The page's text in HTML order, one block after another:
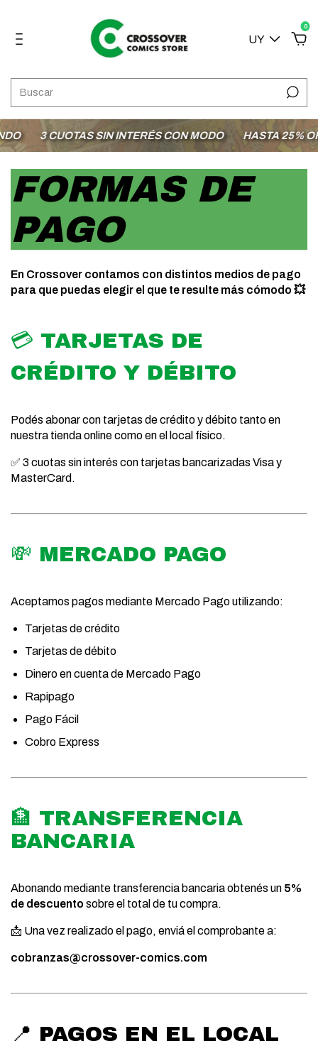
UY
0
3 CUOTAS SIN INTERÉS CON MODO HASTA 25%
FORMAS DE
PAGO
En Crossover contamos con distintos medios de pago
para que puedas elegir el que te resulte más cómodo 💥
💳 TARJETAS DE
CRÉDITO Y DÉBITO
Podés abonar con tarjetas de crédito y débito tanto en
nuestra tienda online como en el local físico.
✅ 3 cuotas sin interés con tarjetas bancarizadas Visa y
MasterCard.
💸 MERCADO PAGO
Aceptamos pagos mediante Mercado Pago utilizando:
Tarjetas de crédito
Tarjetas de débito
Dinero en cuenta de Mercado Pago
Rapipago
Pago Fácil
Cobro Express
🏦 TRANSFERENCIA
BANCARIA
Abonando mediante transferencia bancaria obtenés un 5%
de descuento sobre el total de tu compra.
📩 Una vez realizado el pago, enviá el comprobante a:
cobranzas@crossover-comics.com
📍 PAGOS EN EL LOCAL